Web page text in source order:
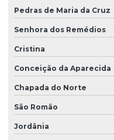
Pedras de Maria da Cruz
Senhora dos Remédios
Cristina
Conceição da Aparecida
Chapada do Norte
São Romão
Jordânia